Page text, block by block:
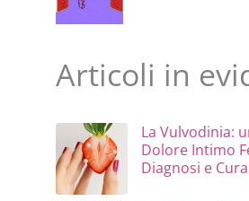
Articoli in
La Vulvodinia:
Dolore Intimo
Diagnosi e Cura